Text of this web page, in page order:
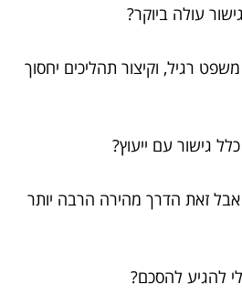
רגיל, וקיצור תהליכים יחסוך
זאת הדרך מהירה הרבה יותר